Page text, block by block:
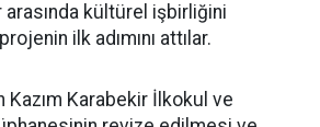
kültürel işbirliğini
ilk adımını attılar.
Kazım Karabekir İlkokul ve